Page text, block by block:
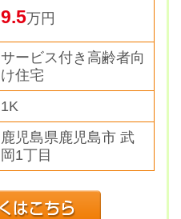
9.5万円
サービス付き高齢者向
け住宅
1K
鹿児島県鹿児島市 武
岡1丁目